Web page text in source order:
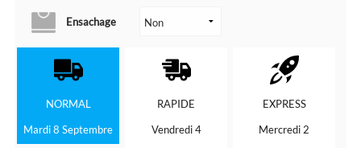
Ensachage
NORMAL
Mardi 8 Septembre
RAPIDE
Vendredi 4
EXPRESS
Mercredi 2